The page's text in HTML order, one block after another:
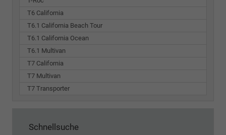
T6 California
T6.1 California Beach Tour
T6.1 California Ocean
T6.1 Multivan
T7 California
T7 Multivan
T7 Transporter
Schnellsuche